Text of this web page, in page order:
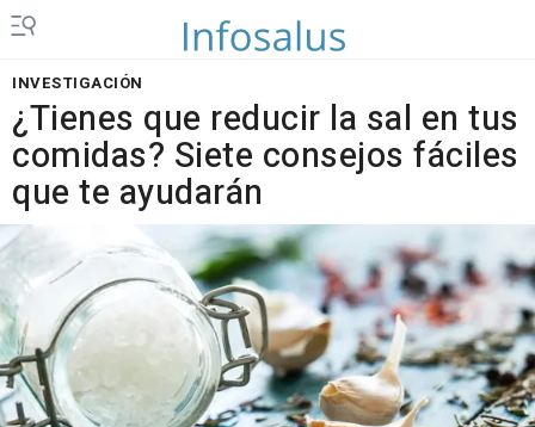
INVESTIGACIÓN
¿Tienes que reducir la sal en tus
comidas? Siete consejos fáciles
que te ayudarán